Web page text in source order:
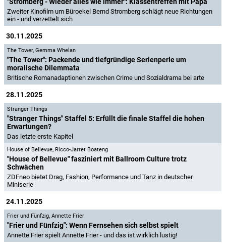
Zweiter Kinofilm um Büroekel Bernd Stromberg schlägt neue Richtungen
ein - und verzettelt sich
30.11.2025
The Tower, Gemma Whelan
"The Tower": Packende und tiefgründige Serienperle um
moralische Dilemmata
Britische Romanadaptionen zwischen Crime und Sozialdrama bei arte
28.11.2025
Stranger Things
"Stranger Things" Staffel 5: Erfüllt die finale Staffel die hohen
Erwartungen?
Das letzte erste Kapitel
House of Bellevue, Ricco-Jarret Boateng
"House of Bellevue" fasziniert mit Ballroom Culture trotz
Schwächen
ZDFneo bietet Drag, Fashion, Performance und Tanz in deutscher
Miniserie
24.11.2025
Frier und Fünfzig, Annette Frier
"Frier und Fünfzig": Wenn Fernsehen sich selbst spielt
Annette Frier spielt Annette Frier - und das ist wirklich lustig!